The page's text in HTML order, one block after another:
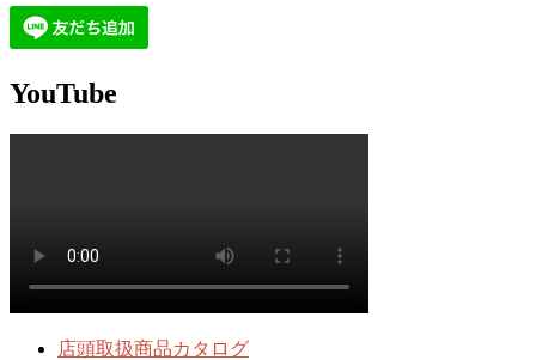
YouTube
店頭取扱商品カタログ